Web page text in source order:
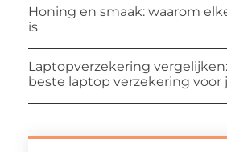
Honing en smaak: waarom
is
Laptopverzekering
beste laptop verzekering voor